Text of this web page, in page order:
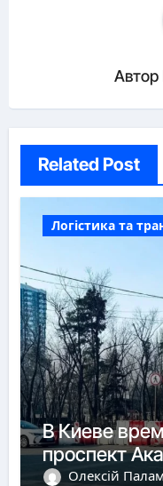
Автор
Related Post
Логістика та
В Киеве
проспект
Олексій